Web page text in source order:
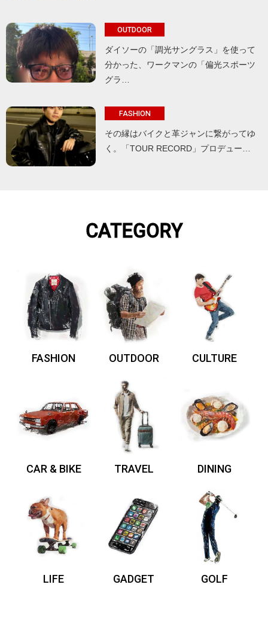
OUTDOOR
ダイソーの「調光サングラス」を使って
分かった、ワークマンの「偏光スポーツ
グラ…
FASHION
その縁はバイクと革ジャンに繋がってゆ
く。「TOUR RECORD」プロデュー…
CATEGORY
FASHION OUTDOOR CULTURE
CAR & BIKE TRAVEL DINING
LIFE GADGET GOLF